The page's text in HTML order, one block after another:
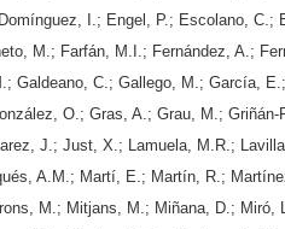
I.; Engel, P.; Escolano, C.;
M.; Farfán, M.I.; Fernández, A.;
Galdeano, C.; Gallego, M.; García,
O.; Gras, A.; Grau, M.;
J.; Just, X.; Lamuela, M.R.;
A.M.; Martí, E.; Martín, R.;
M.; Mitjans, M.; Miñana, D.; Miró,